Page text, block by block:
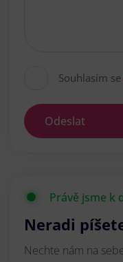
Souhlasím se
Odeslat
Právě jsme k
Neradi
Nechte nám na